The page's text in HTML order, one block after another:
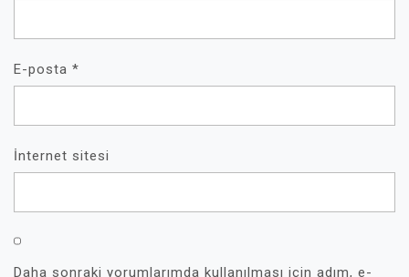
E-posta *
İnternet sitesi
Daha sonraki yorumlarımda kullanılması için adım, e-